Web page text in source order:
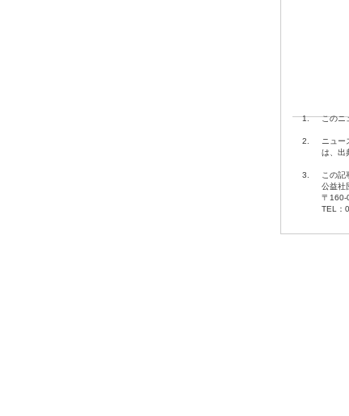
1. このニ
2.
ニュー
は、出
3.
この記
公益社
〒160-
TEL：